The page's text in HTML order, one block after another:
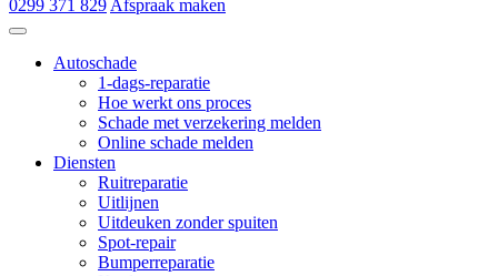
0299 371 829 Afspraak maken
Autoschade
1-dags-reparatie
Hoe werkt ons proces
Schade met verzekering melden
Online schade melden
Diensten
Ruitreparatie
Uitlijnen
Uitdeuken zonder spuiten
Spot-repair
Bumperreparatie